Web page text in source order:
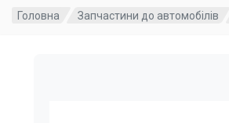
Головна Запчастини до автомобілів